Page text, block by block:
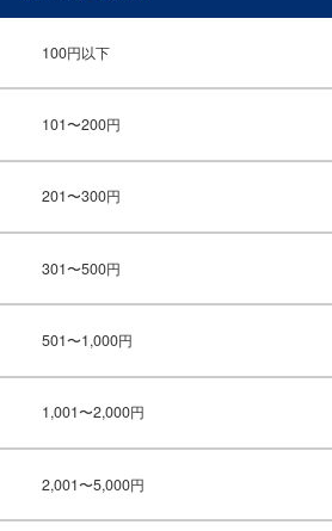
100円以下
101〜200円
201〜300円
301〜500円
501〜1,000円
1,001〜2,000円
2,001〜5,000円